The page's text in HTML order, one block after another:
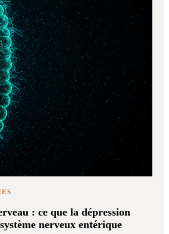
: ce que la dépression
nerveux entérique